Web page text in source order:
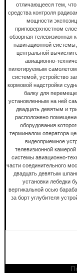
отличающееся тем,
средства контроля
мощности
приповерхностном
обзорная телевизионная
навигационной
центральной
авиационно-
пилотируемым
системой, устройство
кормовой надстройки
балку для
установленным на ней
двадцать девятым и
расположено
оборудования
терминалом оператора
видеоприемное
телевизионной
системы авиационно-
части соединительного
двадцать девятым
установки лебедки
вертикальной осью
за борт углубителя